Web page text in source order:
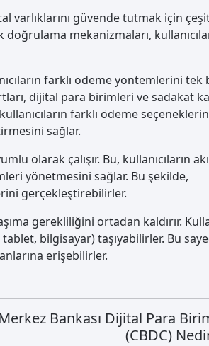
varlıklarını güvende tutmak için
mekanizmaları,
farklı ödeme yöntemlerini tek
dijital para birimleri ve sadakat
farklı ödeme
sağlar.
olarak çalışır. Bu, kullanıcıların
yönetmesini sağlar. Bu şekilde,
gerçekleştirebilirler.
gerekliliğini ortadan kaldırır.
bilgisayar) taşıyabilirler. Bu
erişebilirler.
Merkez Bankası Dijital Para
(CBDC)